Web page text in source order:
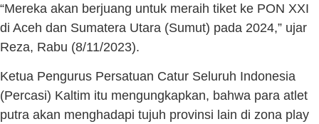
“Mereka akan berjuang untuk meraih tiket ke PON XXI
di Aceh dan Sumatera Utara (Sumut) pada 2024,” ujar
Reza, Rabu (8/11/2023).
Ketua Pengurus Persatuan Catur Seluruh Indonesia
(Percasi) Kaltim itu mengungkapkan, bahwa para atlet
putra akan menghadapi tujuh provinsi lain di zona play